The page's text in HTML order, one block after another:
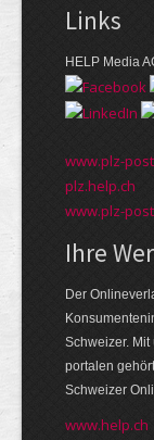
Links
HELP Media
www.plz-
plz.help.ch
www.plz-
Ihre
Der
Schweizer.
portalen
Schweizer
www.help.ch